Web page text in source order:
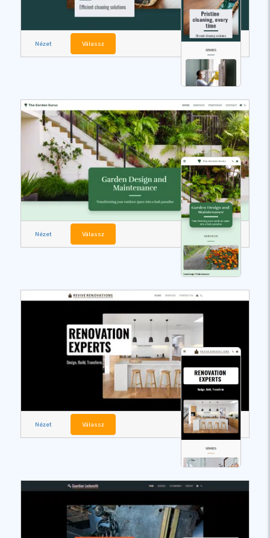
Nézet Válassz
Nézet Válassz
Nézet Válassz